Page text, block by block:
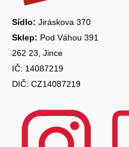
Sídlo: Jiráskova 370
Sklep: Pod Váhou 391
262 23, Jince
IČ: 14087219
DIČ: CZ14087219